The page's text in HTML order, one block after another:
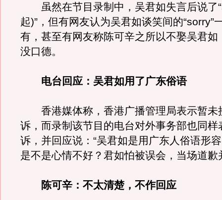
虽然在节目录制中，吴君如失言后说了
起)”，但有网友认为吴君如谈笑间的“sorry”
有，甚至有网友称陈可辛之所以不娶吴君如
没口德。
电台回应：吴君如用了广东俗语
香港媒体称，香港广播管理局表示暂未
诉，而录制该节目的电台对外事务部也同样
诉，并回应说：“吴君如是用广东人俗语形
是不是心情不好？君如怕被误会，当场道歉
陈可辛：不太清楚，不作回应